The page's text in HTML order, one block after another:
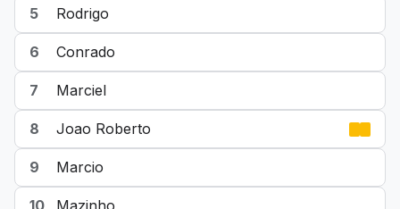
5 Rodrigo
6 Conrado
7 Marciel
8 Joao Roberto
9 Marcio
10 Mazinho